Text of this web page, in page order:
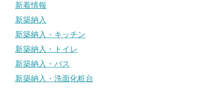
新着情報
新築納入
新築納入・キッチン
新築納入・トイレ
新築納入・バス
新築納入・洗面化粧台